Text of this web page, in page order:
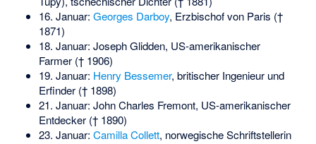
16. Januar: Georges Darboy, Erzbischof von Paris (†
1871)
18. Januar: Joseph Glidden, US-amerikanischer
Farmer († 1906)
19. Januar: Henry Bessemer, britischer Ingenieur und
Erfinder († 1898)
21. Januar: John Charles Fremont, US-amerikanischer
Entdecker († 1890)
23. Januar: Camilla Collett, norwegische Schriftstellerin